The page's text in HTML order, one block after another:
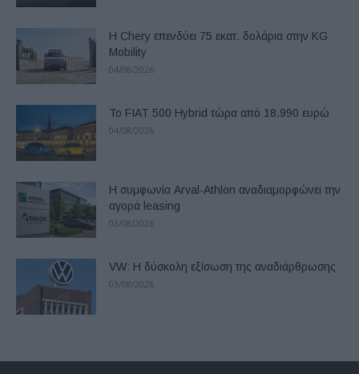
Η Chery επενδύει 75 εκατ. δολάρια στην KG
Mobility
04/08/2026
Το FIAT 500 Hybrid τώρα από 18.990 ευρώ
04/08/2026
Η συμφωνία Arval-Athlon αναδιαμορφώνει την
αγορά leasing
03/08/2026
VW: Η δύσκολη εξίσωση της αναδιάρθρωσης
03/08/2026